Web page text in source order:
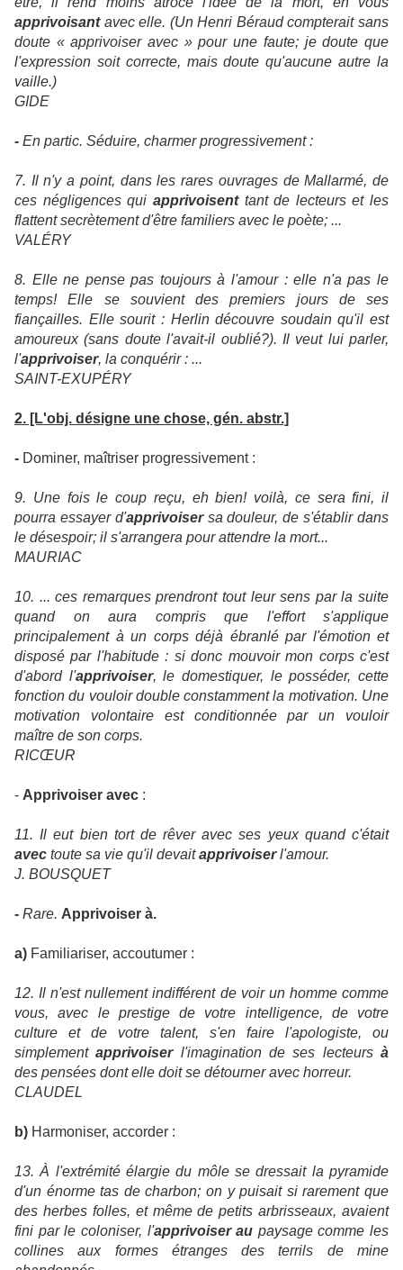
apprivoisantavec elle. (Un Henri Béraud compterait sans
doute « apprivoiser avec » pour une faute; je doute que
l'expression soit correcte, mais doute qu'aucune autre la
vaille.)
GIDE
- En partic. Séduire, charmer progressivement :
7. Il n'y a point, dans les rares ouvrages de Mallarmé, de
ces négligences qui apprivoisenttant de lecteurs et les
flattent secrètement d'être familiers avec le poète; ...
VALÉRY
8. Elle ne pense pas toujours à l'amour : elle n'a pas le
temps! Elle se souvient des premiers jours de ses
fiançailles. Elle sourit : Herlin découvre soudain qu'il est
amoureux (sans doute l'avait-il oublié?). Il veut lui parler,
l'apprivoiser, la conquérir : ...
SAINT-EXUPÉRY
2. [L'obj. désigne une chose, gén. abstr.]
- Dominer, maîtriser progressivement :
9. Une fois le coup reçu, eh bien! voilà, ce sera fini, il
pourra essayer d'apprivoisersa douleur, de s'établir dans
le désespoir; il s'arrangera pour attendre la mort...
MAURIAC
10. ... ces remarques prendront tout leur sens par la suite
quand on aura compris que l'effort s'applique
principalement à un corps déjà ébranlé par l'émotion et
disposé par l'habitude : si donc mouvoir mon corps c'est
d'abord l'apprivoiser, le domestiquer, le posséder, cette
fonction du vouloir double constamment la motivation. Une
motivation volontaire est conditionnée par un vouloir
maître de son corps.
RICŒUR
- Apprivoiser avec :
11. Il eut bien tort de rêver avec ses yeux quand c'était
avec toute sa vie qu'il devaitapprivoiserl'amour.
J. BOUSQUET
- Rare. Apprivoiser à.
a) Familiariser, accoutumer :
12. Il n'est nullement indifférent de voir un homme comme
vous, avec le prestige de votre intelligence, de votre
culture et de votre talent, s'en faire l'apologiste, ou
simplementapprivoiserl'imagination de ses lecteursà
des pensées dont elle doit se détourner avec horreur.
CLAUDEL
b) Harmoniser, accorder :
13. À l'extrémité élargie du môle se dressait la pyramide
d'un énorme tas de charbon; on y puisait si rarement que
des herbes folles, et même de petits arbrisseaux, avaient
fini par le coloniser, l'apprivoiser au paysage comme les
collines aux formes étranges des terrils de mine